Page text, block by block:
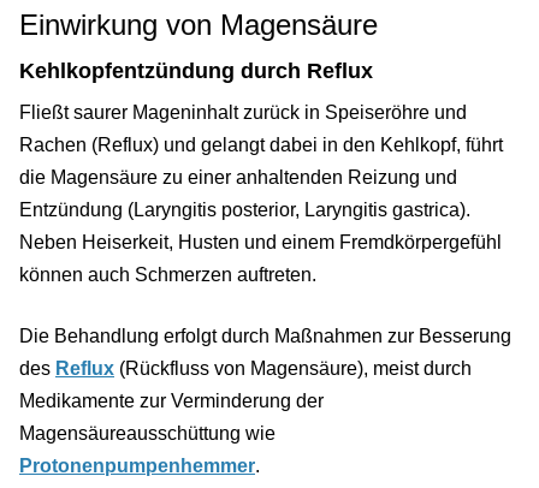
Einwirkung von Magensäure
Kehlkopfentzündung durch Reflux
Fließt saurer Mageninhalt zurück in Speiseröhre und
Rachen (Reflux) und gelangt dabei in den Kehlkopf, führt
die Magensäure zu einer anhaltenden Reizung und
Entzündung (Laryngitis posterior, Laryngitis gastrica).
Neben Heiserkeit, Husten und einem Fremdkörpergefühl
können auch Schmerzen auftreten.
Die Behandlung erfolgt durch Maßnahmen zur Besserung
des Reflux (Rückfluss von Magensäure), meist durch
Medikamente zur Verminderung der
Magensäureausschüttung wie
Protonenpumpenhemmer.